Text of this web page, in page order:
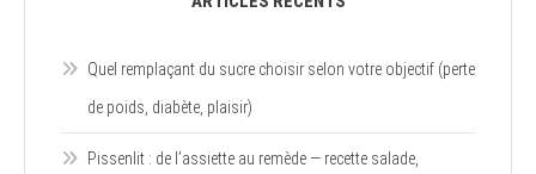
Quel remplaçant du sucre choisir selon votre objectif (perte
de poids, diabète, plaisir)
Pissenlit : de l’assiette au remède — recette salade,